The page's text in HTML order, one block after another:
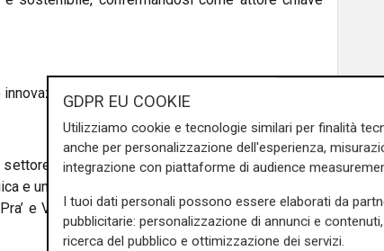
per i terminal di Genova e Venezia
portuale e logistico italiano, puntando su
e un piano di investimenti da 900 milioni di euro
e Venezia, ispirandosi ai grandi scali del Nord
GDPR EU COOKIE
Utilizziamo cookie e tecnologie similari per finalità
anche per personalizzazione dell'esperienza,
integrazione con piattaforme di audience
I tuoi dati personali possono essere elaborati da
pubblicitarie: personalizzazione di annunci e
ricerca del pubblico e ottimizzazione dei servizi.